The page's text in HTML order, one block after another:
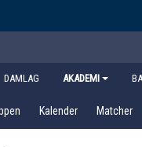
DAMLAG AKADEMI
Kalender Matcher